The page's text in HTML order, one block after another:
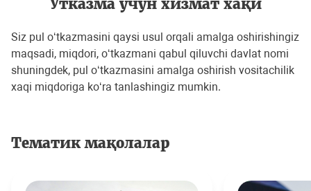
Ўтказма учун хизмат хақи
Siz pul o‘tkazmasini qaysi usul orqali amalga oshirishingiz
maqsadi, miqdori, o‘tkazmani qabul qiluvchi davlat nomi
shuningdek, pul o‘tkazmasini amalga oshirish vositachilik
xaqi miqdoriga ko‘ra tanlashingiz mumkin.
Тематик мақолалар